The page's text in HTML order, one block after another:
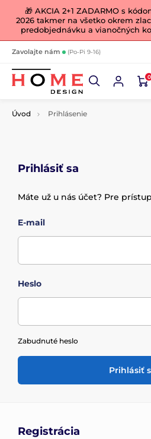
🎁 AKCIA 2+1 ZADARMO s
2026 takmer na všetko okrem
predobjednávku a vianočných
Zavolajte nám (Po-Pi 9-16)
0
Úvod Prihlásenie
Prihlásiť sa
Máte už u nás účet? Pre
E-mail
Heslo
Zabudnuté heslo
Prihlásiť
Registrácia